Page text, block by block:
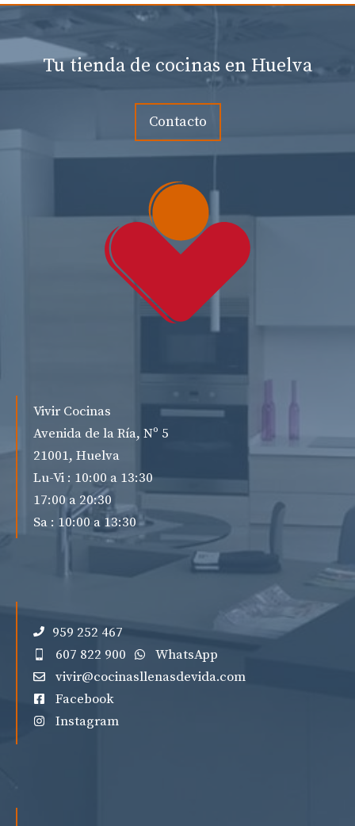
Tu tienda de cocinas en Huelva
Contacto
Vivir Cocinas
Avenida de la Ría, Nº 5
21001, Huelva
Lu-Vi : 10:00 a 13:30
17:00 a 20:30
Sa : 10:00 a 13:30
959 252 467
607 822 900
WhatsApp
vivir@cocinasllenasdevida.com
Facebook
Instagram